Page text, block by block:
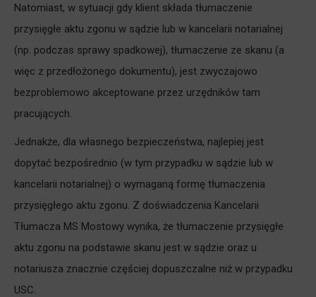
Natomiast, w sytuacji gdy klient składa tłumaczenie
przysięgłe aktu zgonu w sądzie lub w kancelarii notarialnej
(np. podczas sprawy spadkowej), tłumaczenie ze skanu (a
więc z przedłożonego dokumentu), jest zwyczajowo
bezproblemowo akceptowane przez urzędników tam
pracujących.
Jednakże, dla własnego bezpieczeństwa, najlepiej jest
dopytać bezpośrednio (w tym przypadku w sądzie lub w
kancelarii notarialnej) o wymaganą formę tłumaczenia
przysięgłego aktu zgonu. Z doświadczenia Kancelarii
Tłumacza MS Mostowy wynika, że tłumaczenie przysięgłe
aktu zgonu na podstawie skanu jest w sądzie oraz u
notariusza znacznie częściej dopuszczalne niż w przypadku
USC.